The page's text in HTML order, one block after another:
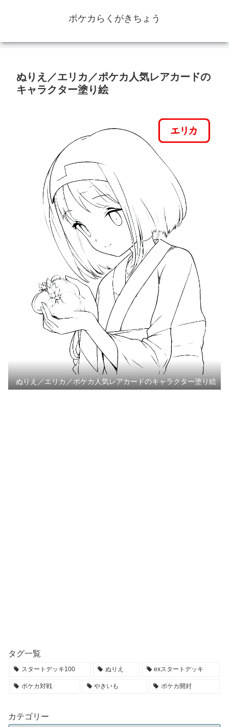
ポケカらくがきちょう
ぬりえ／エリカ／ポケカ人気レアカードの
キャラクター塗り絵
ぬりえ／エリカ／ポケカ人気レアカードのキャラクター塗り絵
タグ一覧
スタートデッキ100 ぬりえ exスタートデッキ
ポケカ対戦 やきいも ポケカ開封
カテゴリー